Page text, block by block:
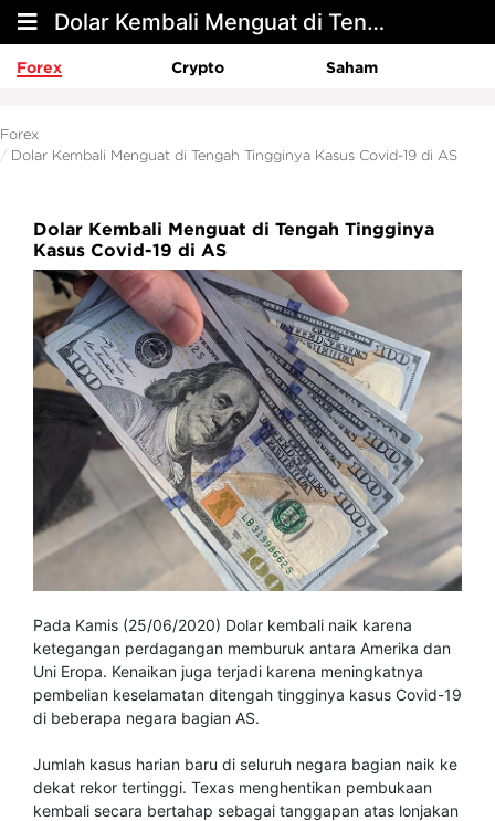
Dolar Kembali Menguat di Tengah Tingginya Kasus Covid-19 di AS
Forex Crypto Saham
Forex
Dolar Kembali Menguat di Tengah Tingginya Kasus Covid-19 di AS
Dolar Kembali Menguat di Tengah Tingginya
Kasus Covid-19 di AS
Pada Kamis (25/06/2020) Dolar kembali naik karena
ketegangan perdagangan memburuk antara Amerika dan
Uni Eropa. Kenaikan juga terjadi karena meningkatnya
pembelian keselamatan ditengah tingginya kasus Covid-19
di beberapa negara bagian AS.
Jumlah kasus harian baru di seluruh negara bagian naik ke
dekat rekor tertinggi. Texas menghentikan pembukaan
kembali secara bertahap sebagai tanggapan atas lonjakan